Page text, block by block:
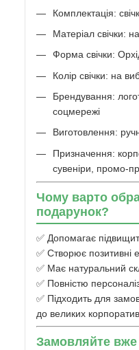
Комплектація:
Матеріал свічки:
Форма свічки:
Колір свічки: на
Брендування:
соцмережі
Виготовлення:
Призначення:
сувеніри, промо-
Чому варто
подарунок?
✅ Допомагає
✅ Створює позитивні
✅ Має натуральний
✅ Повністю
✅ Підходить для
до великих
Замовляйте вже